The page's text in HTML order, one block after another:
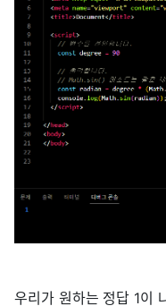
우리가 원하는 정답 1이